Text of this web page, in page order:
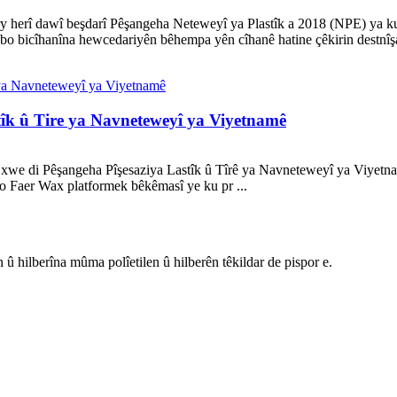
herî dawî beşdarî Pêşangeha Neteweyî ya Plastîk a 2018 (NPE) ya
bicîhanîna hewcedariyên bêhempa yên cîhanê hatine çêkirin
û Tire ya Navneteweyî ya Viyetnamê
di Pêşangeha Pîşesaziya Lastîk û Tîrê ya Navneteweyî ya
Faer Wax platformek bêkêmasî ye ku pr ...
hilberîna mûma polîetilen û hilberên têkildar de pispor e.